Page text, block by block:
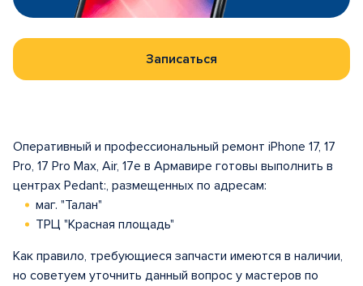
Записаться
Оперативный и профессиональный ремонт iPhone 17, 17
Pro, 17 Pro Max, Air, 17e в Армавире готовы выполнить в
центрах Pedant:, размещенных по адресам:
маг. "Талан"
ТРЦ "Красная площадь"
Как правило, требующиеся запчасти имеются в наличии,
но советуем уточнить данный вопрос у мастеров по